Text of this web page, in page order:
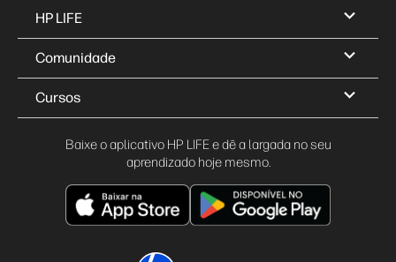
HP LIFE
Comunidade
Cursos
Baixe o aplicativo HP LIFE e dê a largada no seu
aprendizado hoje mesmo.